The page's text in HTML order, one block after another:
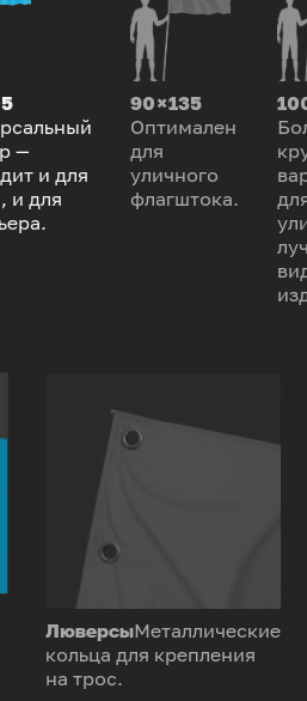
—
и для
и для
90 × 135
Оптимален
для
уличного
флагштока.
ЛюверсыМеталлические
кольца для крепления
на трос.